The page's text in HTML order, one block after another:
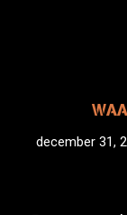
december 31,